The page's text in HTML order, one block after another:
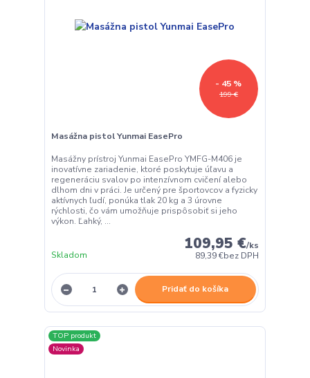
199 €
- 45 %
Masážna pistol Yunmai EasePro
Masážny prístroj Yunmai EasePro YMFG-M406 je
inovatívne zariadenie, ktoré poskytuje úľavu a
regeneráciu svalov po intenzívnom cvičení alebo
dlhom dni v práci. Je určený pre športovcov a fyzicky
aktívnych ľudí, ponúka tlak 20 kg a 3 úrovne
rýchlosti, čo vám umožňuje prispôsobiť si jeho
výkon. Ľahký, ...
109,95 €/ks
89,39 €bez DPH
Skladom
Pridať do košíka
TOP produkt
Novinka